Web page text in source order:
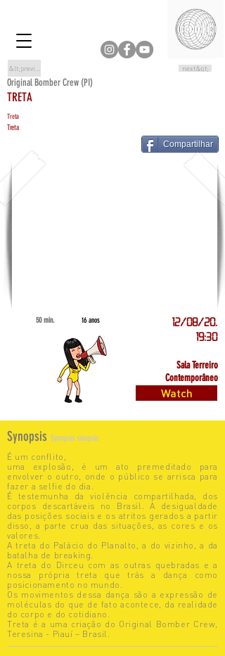
&lt;previous next&gt;
Original Bomber Crew (PI)
TRETA
Treta
Treta
Compartilhar
50 min. 16 anos
12/08/20,
19:30
Sala Terreiro
Contemporâneo
Watch
Synopsis Synopsis sinopsis
É um conflito,
uma explosão, é um ato premeditado para
envolver o outro, onde o público se arrisca para
fazer a selfie do dia.
É testemunha da violência compartilhada, dos
corpos descartáveis no Brasil. A desigualdade
das posições sociais e os atritos gerados a partir
disso, a parte crua das situações, as cores e os
valores.
A treta do Palácio do Planalto, a do vizinho, a da
batalha de breaking.
A treta do Dirceu com as outras quebradas e a
nossa própria treta que trás a dança como
posicionamento no mundo.
Os movimentos dessa dança são a expressão de
moléculas do que de fato acontece, da realidade
do corpo e do cotidiano.
Treta é a uma criação do Original Bomber Crew,
Teresina - Piauí – Brasil.